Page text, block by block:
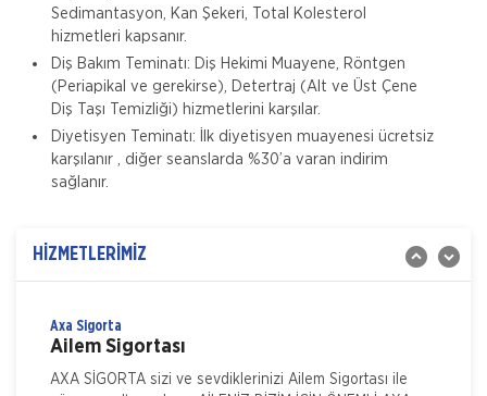
Sedimantasyon, Kan Şekeri, Total Kolesterol
hizmetleri kapsanır.
Diş Bakım Teminatı: Diş Hekimi Muayene, Röntgen
(Periapikal ve gerekirse), Detertraj (Alt ve Üst Çene
Diş Taşı Temizliği) hizmetlerini karşılar.
Diyetisyen Teminatı: İlk diyetisyen muayenesi ücretsiz
karşılanır , diğer seanslarda %30’a varan indirim
sağlanır.
HİZMETLERİMİZ
Aksigorta
Zorunlu Deprem Sigortası
Zorunlu Deprem Sigortası depremin, deprem sonucu
yangın, infilak, tsunami ve yer kaymasının sigortalı
binalarda neden olacağı hasarlara karşı güvence sağlar.
Teminatı Doğal Afetler
İş yeri Paket Sigortası siz iş yeri sahipleri düşünülerek
Axa Sigorta
Ailem Sigortası
AXA SİGORTA sizi ve sevdiklerinizi Ailem Sigortası ile